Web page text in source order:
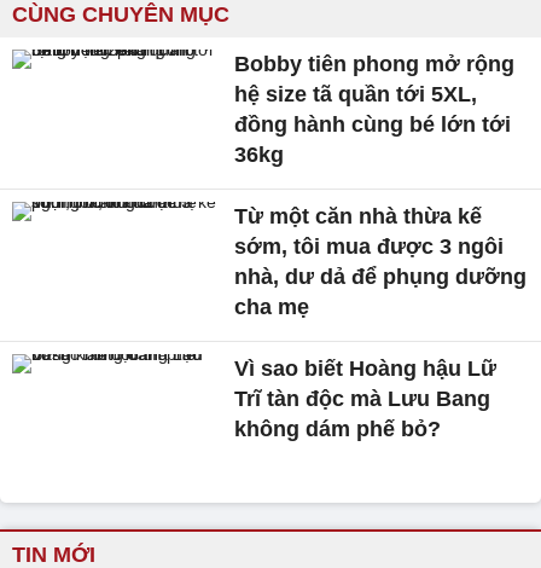
CÙNG CHUYÊN MỤC
Bobby tiên phong mở rộng
hệ size tã quần tới 5XL,
đồng hành cùng bé lớn tới
36kg
Từ một căn nhà thừa kế
sớm, tôi mua được 3 ngôi
nhà, dư dả để phụng dưỡng
cha mẹ
Vì sao biết Hoàng hậu Lữ
Trĩ tàn độc mà Lưu Bang
không dám phế bỏ?
TIN MỚI